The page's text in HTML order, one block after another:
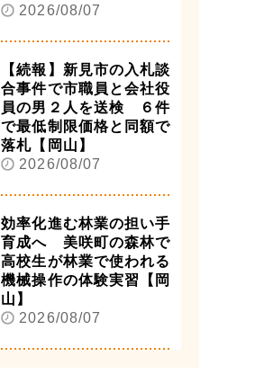
2026/08/07
【続報】新見市の入札談
合事件で市職員と会社役
員の男２人を送検 ６件
で最低制限価格と同額で
落札【岡山】
2026/08/07
効率化進む林業の担い手
育成へ 美咲町の森林で
高校生が林業で使われる
機械操作の体験実習【岡
山】
2026/08/07